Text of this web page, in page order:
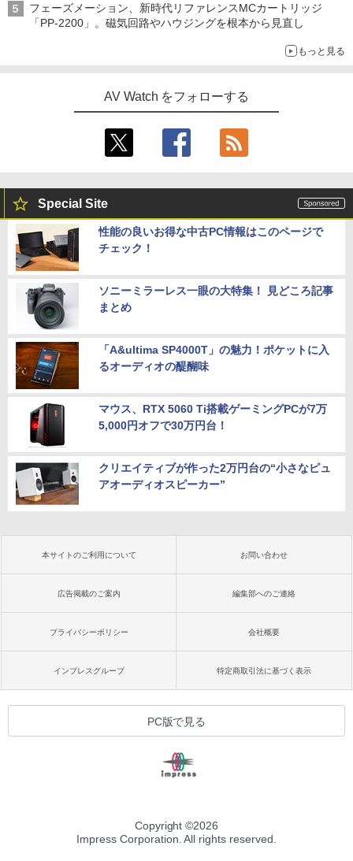
フェーズメーション、新時代リファレンスMCカートリッジ
「PP-2200」。磁気回路やハウジングを根本から見直し
もっと見る
AV Watch をフォローする
Special Site
性能の良いお得な中古PC情報はこのページで
チェック！
ソニーミラーレス一眼の大特集！ 見どころ記事
まとめ
「A&ultima SP4000T」の魅力！ポケットに入
るオーディオの醍醐味
マウス、RTX 5060 Ti搭載ゲーミングPCが7万
5,000円オフで30万円台！
クリエイティブが作った2万円台の“小さなピュ
アオーディオスピーカー”
本サイトのご利用について お問い合わせ
広告掲載のご案内 編集部へのご連絡
プライバシーポリシー 会社概要
インプレスグループ 特定商取引法に基づく表示
PC版で見る
Copyright ©2026
Impress Corporation. All rights reserved.